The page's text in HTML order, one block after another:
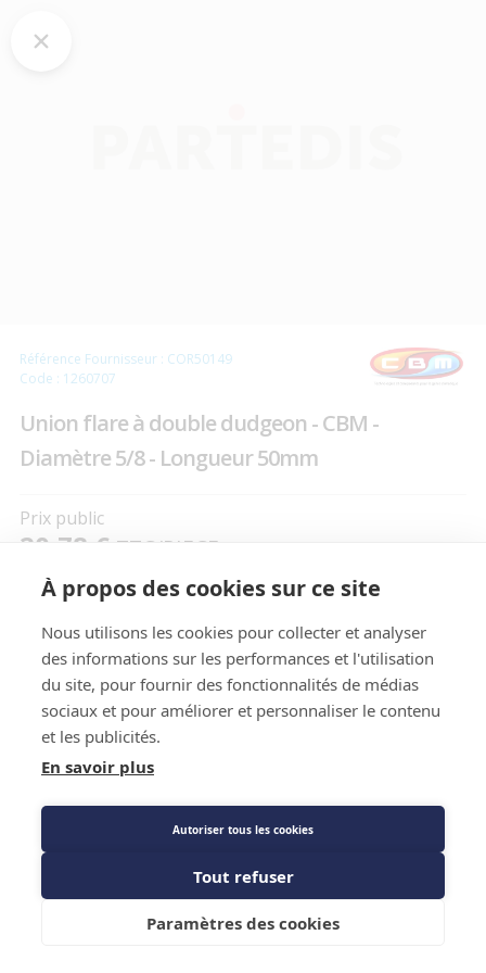
Référence Fournisseur : COR50149
Code : 1260707
Union flare à double dudgeon - CBM -
Diamètre 5/8 - Longueur 50mm
Prix public
20,78 € TTC /PIECE
Caractéristiques techniques
5/8
Ajouter au panier
À propos des cookies sur ce site
Nous utilisons les cookies pour collecter et analyser
des informations sur les performances et l'utilisation
du site, pour fournir des fonctionnalités de médias
sociaux et pour améliorer et personnaliser le contenu
et les publicités.
En savoir plus
Autoriser tous les cookies
Tout refuser
Paramètres des cookies